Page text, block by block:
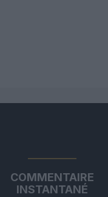
COMMENTAIRE
INSTANTANÉ